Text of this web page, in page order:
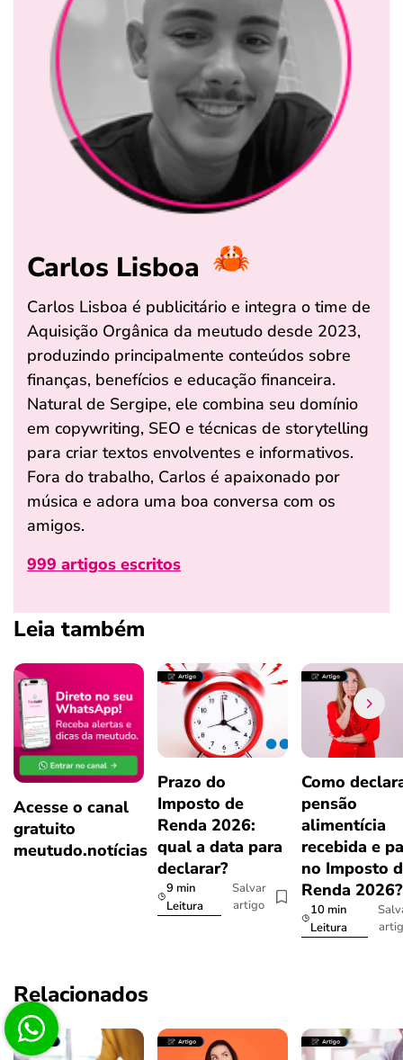
Carlos Lisboa
Carlos Lisboa é publicitário e integra o time de
Aquisição Orgânica da meutudo desde 2023,
produzindo principalmente conteúdos sobre
finanças, benefícios e educação financeira.
Natural de Sergipe, ele combina seu domínio
em copywriting, SEO e técnicas de storytelling
para criar textos envolventes e informativos.
Fora do trabalho, Carlos é apaixonado por
música e adora uma boa conversa com os
amigos.
999 artigos escritos
Leia também
Acesse o canal
gratuito
meutudo.notícias
Prazo do
Imposto de
Renda 2026:
qual a data para
declarar?
9 min
Leitura
Salvar
artigo
Como
pensão
alimentícia
recebida e
no Imposto
Renda
10 min
Leitura
Relacionados